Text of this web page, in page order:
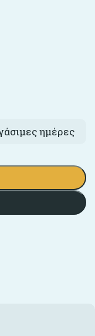
ημέρες